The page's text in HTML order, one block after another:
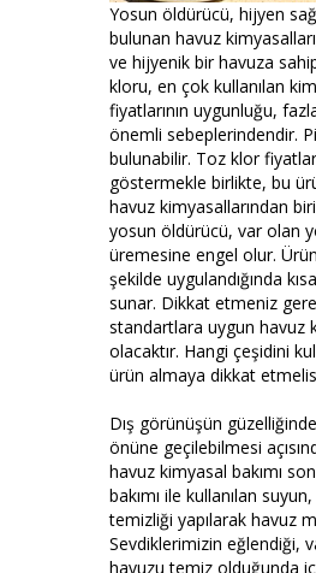
Yosun öldürücü, hijyen
bulunan havuz
ve hijyenik bir havuza
kloru, en çok kullanılan
fiyatlarının uygunluğu,
önemli sebeplerindendir.
bulunabilir. Toz klor
göstermekle birlikte, bu
havuz kimyasallarından
yosun öldürücü, var olan
üremesine engel olur.
şekilde uygulandığında
sunar. Dikkat etmeniz
standartlara uygun havuz
olacaktır. Hangi çeşidini
ürün almaya dikkat
Dış görünüşün
önüne geçilebilmesi
havuz kimyasal bakımı
bakımı ile kullanılan
temizliği yapılarak havuz
Sevdiklerimizin eğlendiği,
havuzu temiz olduğunda